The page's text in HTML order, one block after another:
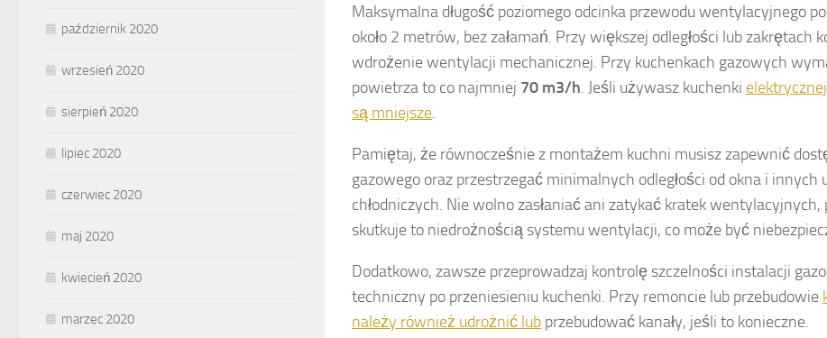
Maksymalna długość poziomego odcinka przewodu wentylacyjnego
około 2 metrów, bez załamań. Przy większej odległości lub zakrętach
wdrożenie wentylacji mechanicznej. Przy kuchenkach gazowych
powietrza to co najmniej 70 m3/h. Jeśli używasz kuchenki
są mniejsze.
Pamiętaj, że równocześnie z montażem kuchni musisz zapewnić
gazowego oraz przestrzegać minimalnych odległości od okna i innych
chłodniczych. Nie wolno zasłaniać ani zatykać kratek wentylacyjnych,
skutkuje to niedrożnością systemu wentylacji, co może być
Dodatkowo, zawsze przeprowadzaj kontrolę szczelności instalacji
techniczny po przeniesieniu kuchenki. Przy remoncie lub przebudowie
należy również udrożnić lub przebudować kanały, jeśli to konieczne.
październik 2020
wrzesień 2020
sierpień 2020
lipiec 2020
czerwiec 2020
maj 2020
kwiecień 2020
marzec 2020